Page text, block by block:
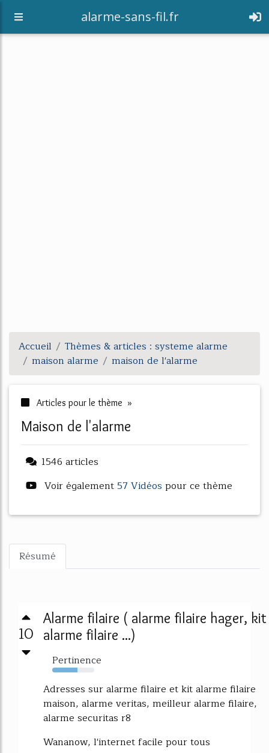
alarme-sans-fil.fr
Accueil
Thèmes & articles : systeme alarme
maison alarme
maison de l'alarme
Articles pour le thème »
maison de l'alarme
1546 articles
Voir également57 Vidéos pour ce thème
Résumé
10
Alarme filaire ( alarme filaire hager, kit
alarme filaire ...)
Pertinence
60%
Adresses sur alarme filaire et kit alarme filaire
maison, alarme veritas, meilleur alarme filaire,
alarme securitas r8
Wananow, l'internet facile pour tous